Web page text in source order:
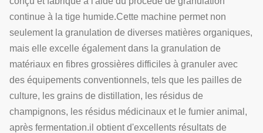
continue à la tige humide.Cette machine permet non
seulement la granulation de diverses matières organiques,
mais elle excelle également dans la granulation de
matériaux en fibres grossières difficiles à granuler avec
des équipements conventionnels, tels que les pailles de
culture, les grains de distillation, les résidus de
champignons, les résidus médicinaux et le fumier animal,
après fermentation.il obtient d'excellents résultats de